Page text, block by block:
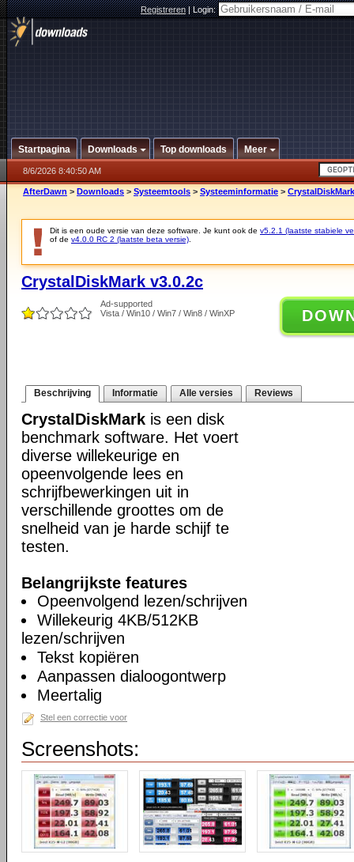
Registreren|Login:
Startpagina Downloads Top downloads Meer
8/6/2026 8:40:50 AM
AfterDawn > Downloads > Systeemtools > Systeeminformatie >
Dit is een oude versie van deze software. Je kunt ook de v5.2.1 (laatste stabiele
of de v4.0.0 RC 2 (laatste beta versie)
CrystalDiskMark v3.0.2c
Ad-supported
Vista / Win10 / Win7 / Win8 / WinXP
Beschrijving Informatie Alle versies Reviews
CrystalDiskMark is een disk
benchmark software. Het voert
diverse willekeurige en
opeenvolgende lees en
schrijfbewerkingen uit in
verschillende groottes om de
snelheid van je harde schijf te
testen.
Belangrijkste features
Opeenvolgend lezen/schrijven
Willekeurig 4KB/512KB
lezen/schrijven
Tekst kopiëren
Aanpassen dialoogontwerp
Meertalig
Stel een correctie voor
Screenshots: